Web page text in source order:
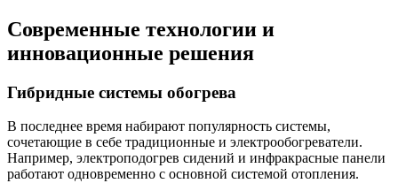
Современные технологии и
инновационные решения
Гибридные системы обогрева
В последнее время набирают популярность системы,
сочетающие в себе традиционные и электрообогреватели.
Например, электроподогрев сидений и инфракрасные панели
работают одновременно с основной системой отопления.